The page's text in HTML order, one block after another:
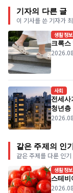
기자의 다른 글
이 기사를 쓴 기자가
생활정보
크록스
사회
전세사
청년층
같은 주제의 인
같은 주제를 다룬 인
생활정보
스테비